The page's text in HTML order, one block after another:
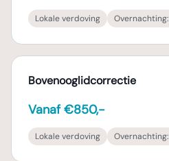
Lokale verdoving Overnachting:
Bovenooglidcorrectie
Vanaf €850,-
Lokale verdoving Overnachting: